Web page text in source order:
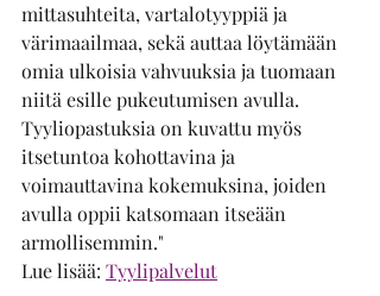
mittasuhteita, vartalotyyppiä ja
värimaailmaa, sekä auttaa löytämään
omia ulkoisia vahvuuksia ja tuomaan
niitä esille pukeutumisen avulla.
Tyyliopastuksia on kuvattu myös
itsetuntoa kohottavina ja
voimauttavina kokemuksina, joiden
avulla oppii katsomaan itseään
armollisemmin."
Lue lisää: Tyylipalvelut